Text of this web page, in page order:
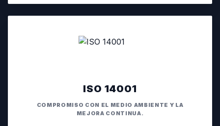
ISO 14001
COMPROMISO CON EL MEDIO AMBIENTE Y LA
MEJORA CONTINUA.